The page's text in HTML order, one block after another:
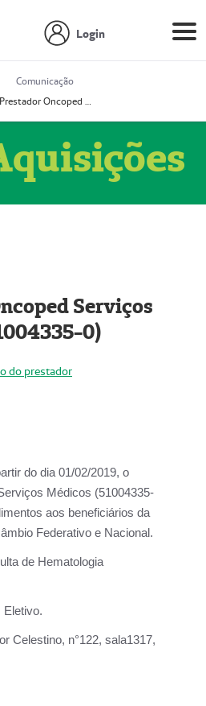
Login
Comunicação
Prestador Oncoped Serviços Médicos (51004335-0)
Serviços
0)
do prestador
do dia 01/02/2019, o
Médicos (51004335-
aos beneficiários da
Federativo e Nacional.
de Hematologia
Eletivo.
Celestino, n°122, sala1317,